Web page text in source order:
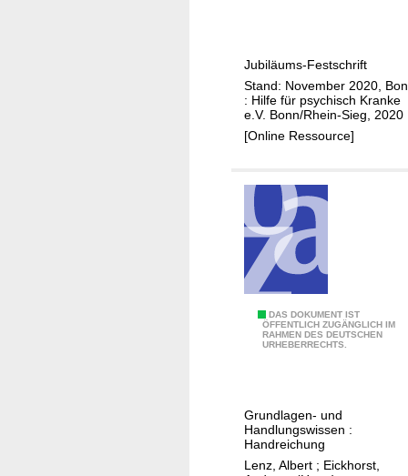
t
e
r
-
J
h
n
e
s
G
m
b
r
e
H
f
.
V
Jubiläums-Festschrift
Stand: November 2020,
: Hilfe für psychisch Kranke
e.V. Bonn/Rhein-Sieg, 2020
[Online Ressource]
DAS DOKUMENT IST
ÖFFENTLICH ZUGÄNGLICH IM
RAHMEN DES DEUTSCHEN
URHEBERRECHTS.
n
m
i
Grundlagen- und
Handlungswissen :
Handreichung
Lenz, Albert ; Eickhorst,